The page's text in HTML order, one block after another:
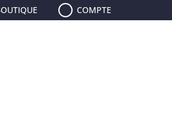
plus grand choix de leurres, de
COMPTE